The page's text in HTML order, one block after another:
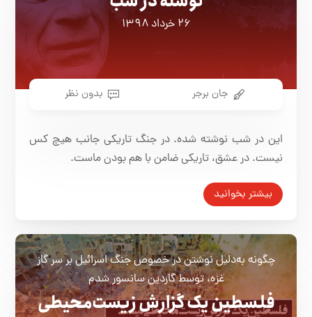
۲۶ خرداد ۱۳۹۸
جان برجر بدون نظر
این در شب نوشته شده. در جنگ تاریکی جانب هیچ کس
نیست. در عشق، تاریکی ضامن با هم بودن ماست.
بیشتر بخوانید
چگونه به‌دلیل نوشتن در خصوص جنگ اسرائیل بر سر گاز
غزه، توسط گاردین سانسور شدم
فلسطین یک گزارش زیست‌محیطی